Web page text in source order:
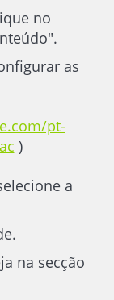
no
as
pt-
)
a
na secção